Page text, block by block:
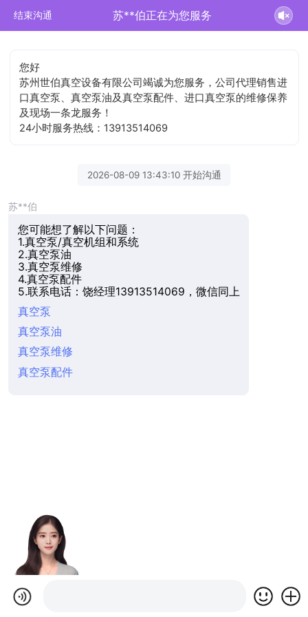
结束沟通 苏**伯正在为您服务
您好
苏州世伯真空设备有限公司竭诚为您服务，公司代理销售进
口真空泵、真空泵油及真空泵配件、进口真空泵的维修保养
及现场一条龙服务！
24小时服务热线：13913514069
2026-08-09 13:43:10 开始沟通
苏**伯
您可能想了解以下问题：
1.真空泵/真空机组和系统
2.真空泵油
3.真空泵维修
4.真空泵配件
5.联系电话：饶经理13913514069，微信同上
真空泵
真空泵油
真空泵维修
真空泵配件